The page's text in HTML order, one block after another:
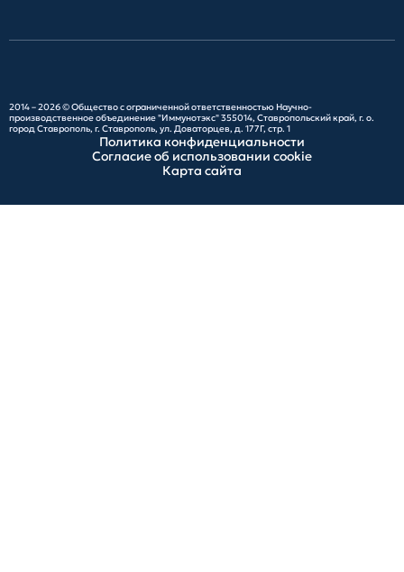
2014 – 2026 ©Общество с ограниченной ответственностью Научно-
производственное объединение "Иммунотэкс"355014, Ставропольский край, г. о.
город Ставрополь, г. Ставрополь, ул. Доваторцев, д. 177Г, стр. 1
Политика конфиденциальности
Согласие об использовании cookie
Карта сайта